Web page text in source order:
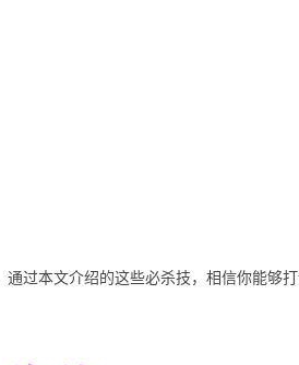
过本文介绍的这些必杀技，相信你能够